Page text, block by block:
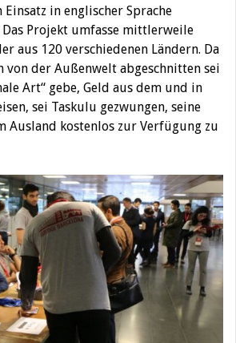
in englischer Sprache
Projekt umfasse mittlerweile
aus 120 verschiedenen Ländern. Da
von der Außenwelt abgeschnitten sei
Art“ gebe, Geld aus dem und in
sei Taskulu gezwungen, seine
Ausland kostenlos zur Verfügung zu